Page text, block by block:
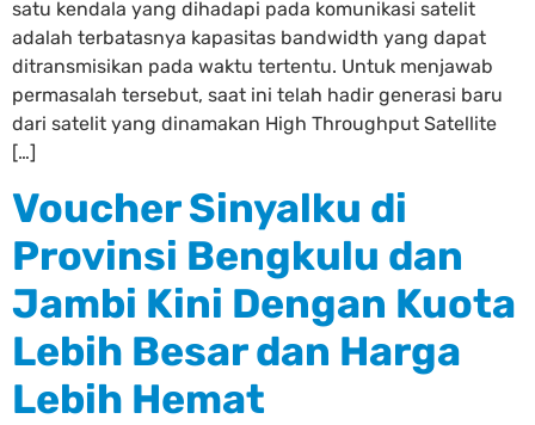
satu kendala yang dihadapi pada komunikasi satelit
adalah terbatasnya kapasitas bandwidth yang dapat
ditransmisikan pada waktu tertentu. Untuk menjawab
permasalah tersebut, saat ini telah hadir generasi baru
dari satelit yang dinamakan High Throughput Satellite
[…]
Voucher Sinyalku di
Provinsi Bengkulu dan
Jambi Kini Dengan Kuota
Lebih Besar dan Harga
Lebih Hemat